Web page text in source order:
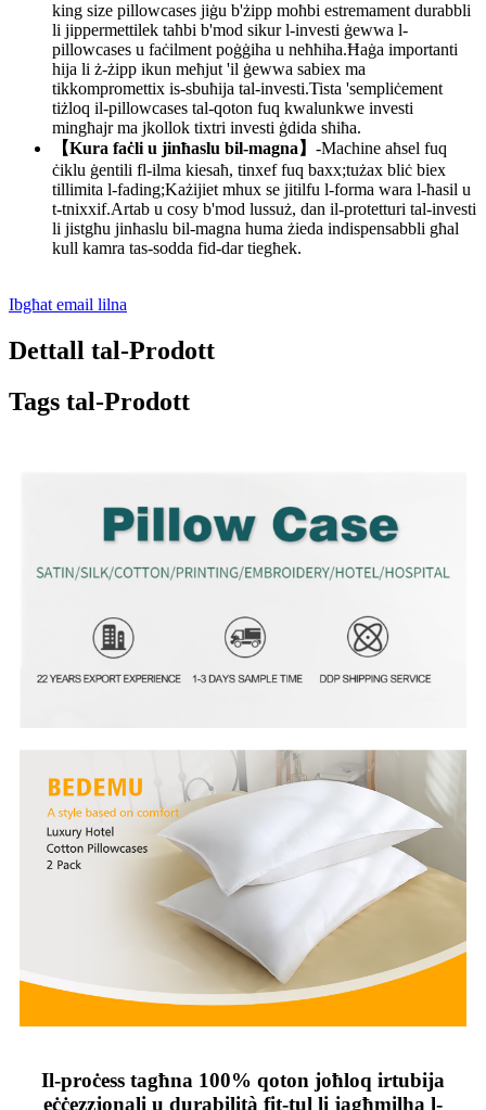
king size pillowcases jiġu b'żipp moħbi estremament durabbli
li jippermettilek taħbi b'mod sikur l-investi ġewwa l-
pillowcases u faċilment poġġiha u neħħiha.Ħaġa importanti
hija li ż-żipp ikun meħjut 'il ġewwa sabiex ma
tikkompromettix is-sbuħija tal-investi.Tista 'sempliċement
tiżloq il-pillowcases tal-qoton fuq kwalunkwe investi
mingħajr ma jkollok tixtri investi ġdida sħiħa.
【Kura faċli u jinħaslu bil-magna】 -Machine aħsel fuq
ċiklu ġentili fl-ilma kiesaħ, tinxef fuq baxx;tużax bliċ biex
tillimita l-fading;Każijiet mhux se jitilfu l-forma wara l-ħasil u
t-tnixxif.Artab u cosy b'mod lussuż, dan il-protetturi tal-investi
li jistgħu jinħaslu bil-magna huma żieda indispensabbli għal
kull kamra tas-sodda fid-dar tiegħek.
Ibgħat email lilna
Dettall tal-Prodott
Tags tal-Prodott
Il-proċess tagħna 100% qoton joħloq irtubija
eċċezzjonali u durabilità fit-tul li jagħmilha l-